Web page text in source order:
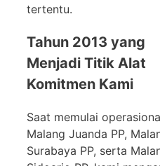
tertentu.
Tahun 2013 yang
Menjadi Titik Alat
Komitmen Kami
Saat memulai
Malang Juanda PP,
Surabaya PP, serta